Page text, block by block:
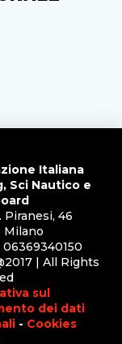
Italiana
Sci Nautico e
Piranesi, 46
Milano
06369340150
| All Rights
sul
dei dati
- Cookies